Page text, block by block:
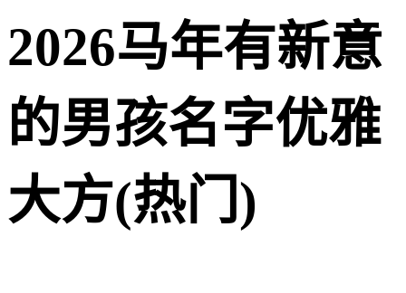
2026马年有新意
的男孩名字优雅
大方(热门)